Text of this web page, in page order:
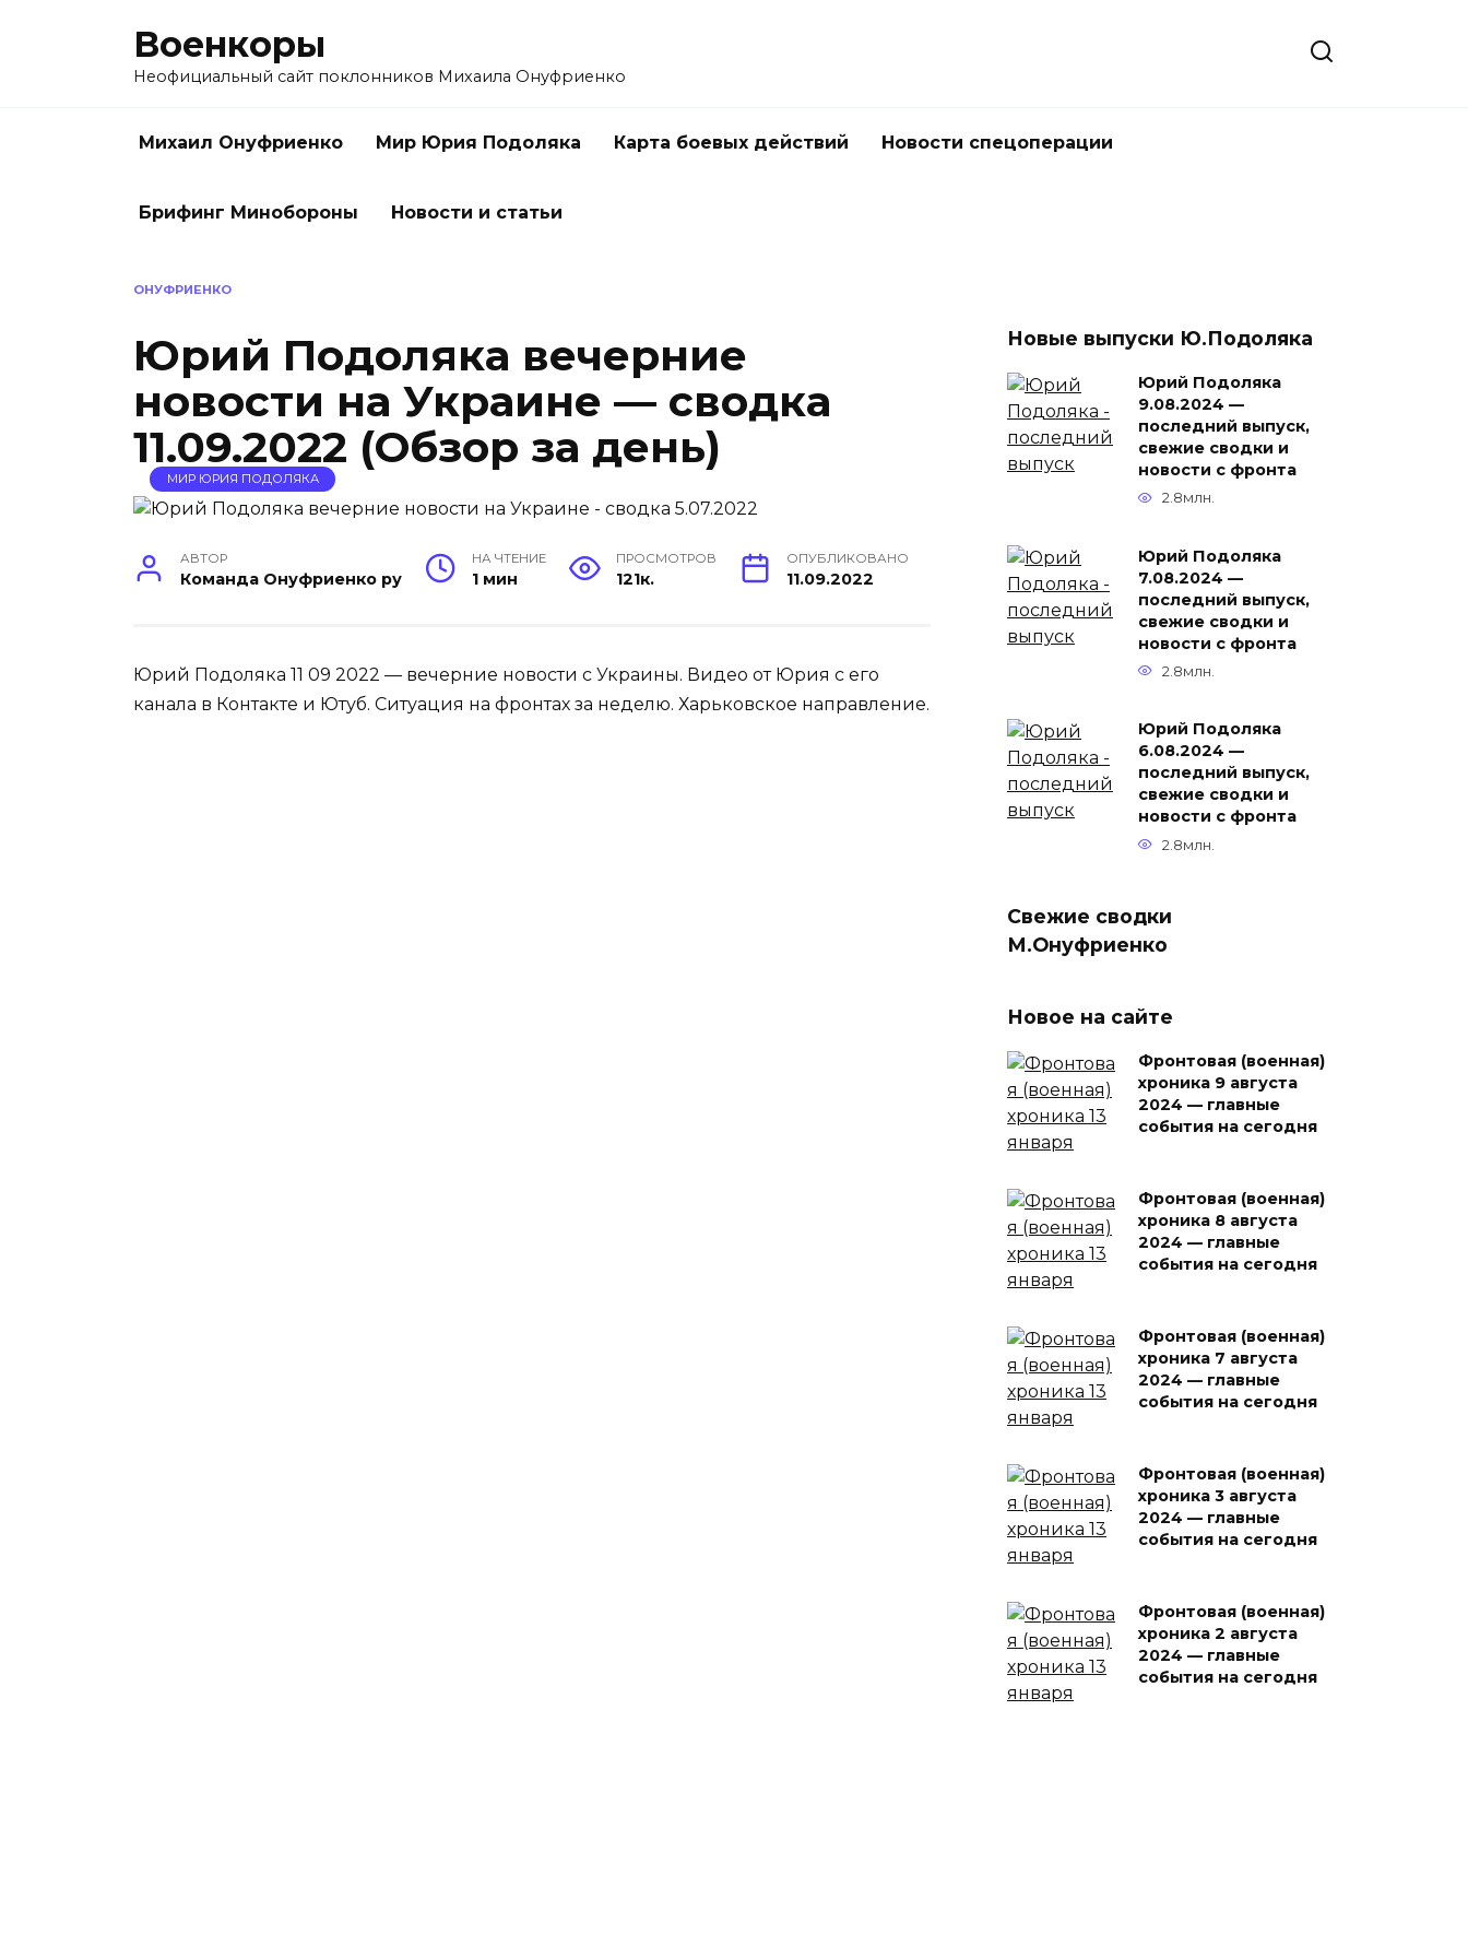
Военкоры
Неофициальный сайт поклонников Михаила Онуфриенко
Михаил Онуфриенко Мир Юрия Подоляка Карта боевых действий Новости спецоперации
Брифинг Минобороны Новости и статьи
ОНУФРИЕНКО
Юрий Подоляка вечерние
новости на Украине — сводка
11.09.2022 (Обзор за день)
МИР ЮРИЯ ПОДОЛЯКА
АВТОР
Команда Онуфриенко ру
НА ЧТЕНИЕ
1 мин
ПРОСМОТРОВ
121к.
ОПУБЛИКОВАНО
11.09.2022
Юрий Подоляка 11 09 2022 — вечерние новости с Украины. Видео от Юрия с его
канала в Контакте и Ютуб. Ситуация на фронтах за неделю. Харьковское направление.
Новые выпуски Ю.Подоляка
Юрий Подоляка
9.08.2024 —
последний выпуск,
свежие сводки и
новости с фронта
2.8млн.
Юрий Подоляка
7.08.2024 —
последний выпуск,
свежие сводки и
новости с фронта
2.8млн.
Юрий Подоляка
6.08.2024 —
последний выпуск,
свежие сводки и
новости с фронта
2.8млн.
Свежие сводки
М.Онуфриенко
Новое на сайте
Фронтовая (военная)
хроника 9 августа
2024 — главные
события на сегодня
Фронтовая (военная)
хроника 8 августа
2024 — главные
события на сегодня
Фронтовая (военная)
хроника 7 августа
2024 — главные
события на сегодня
Фронтовая (военная)
хроника 3 августа
2024 — главные
события на сегодня
Фронтовая (военная)
хроника 2 августа
2024 — главные
события на сегодня